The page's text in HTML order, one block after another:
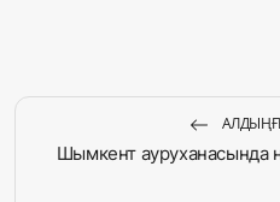
Шымкент ауруханасында